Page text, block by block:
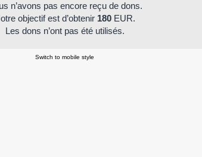
n’avons pas encore reçu de dons.
objectif est d’obtenir 180 EUR.
Les dons n’ont pas été utilisés.
Switch to mobile style